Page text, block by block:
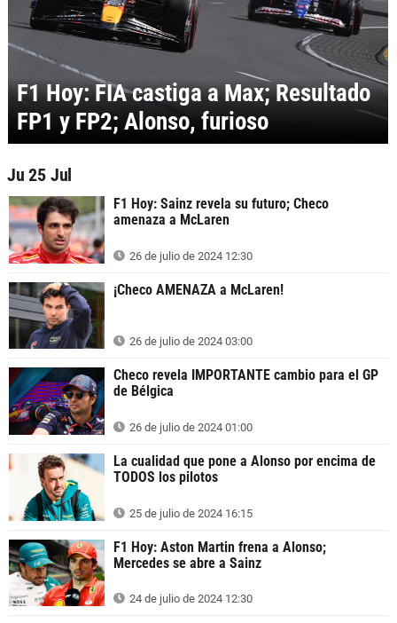
F1 Hoy: FIA castiga a Max; Resultado
FP1 y FP2; Alonso, furioso
Ju 25 Jul
F1 Hoy: Sainz revela su futuro; Checo
amenaza a McLaren
26 de julio de 2024 12:30
¡Checo AMENAZA a McLaren!
26 de julio de 2024 03:00
Checo revela IMPORTANTE cambio para el GP
de Bélgica
26 de julio de 2024 01:00
La cualidad que pone a Alonso por encima de
TODOS los pilotos
25 de julio de 2024 16:15
F1 Hoy: Aston Martin frena a Alonso;
Mercedes se abre a Sainz
24 de julio de 2024 12:30